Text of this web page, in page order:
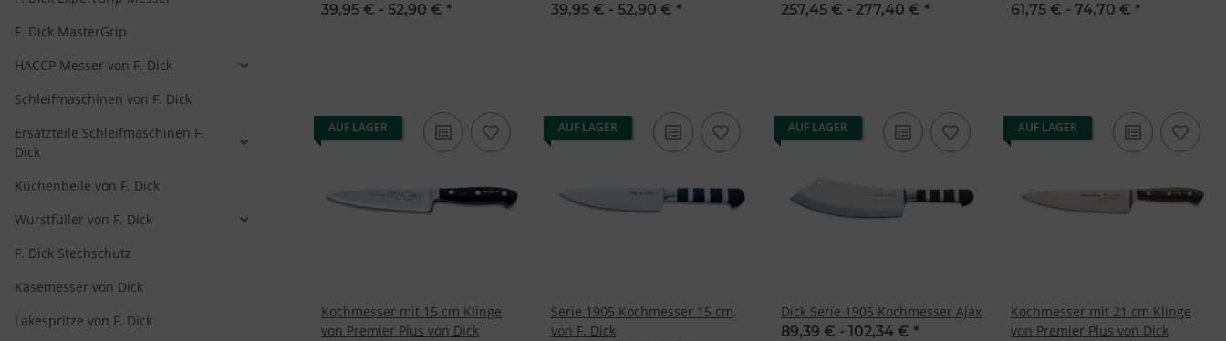
39,95 € - 52,90 € *
39,95 € - 52,90 € *
Dick
257,45 € - 277,40 € *
61,75 € - 74,70 € *
AUF LAGER
Kochmesser mit 15 cm Klinge
von Premier Plus von Dick
AUF LAGER
Serie 1905 Kochmesser 15 cm,
von F. Dick
AUF LAGER
Dick Serie 1905 Kochmesser Ajax
89,39 € - 102,34 € *
AUF LAGER
Kochmesser mit 21 cm Klinge
von Premier Plus von Dick
F. Dick MasterGrip
HACCP Messer von F. Dick
Schleifmaschinen von F. Dick
Ersatzteile Schleifmaschinen F.
Dick
Küchenbeile von F. Dick
Wurstfüller von F. Dick
F. Dick Stechschutz
Käsemesser von Dick
Lakespritze von F. Dick